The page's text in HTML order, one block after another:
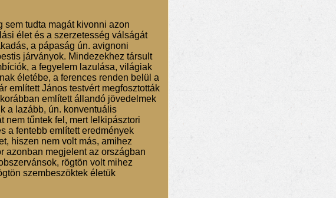
sem tudta magát kivonni azon
élet és a szerzetesség válságát
a pápaság ún. avignoni
járványok. Mindezekhez társult
a fegyelem lazulása, világiak
életébe, a ferences renden belül a
említett János testvért megfosztották
említett állandó jövedelmek
a lazább, ún. konventuális
nem tűntek fel, mert lelkipásztori
a fentebb említett eredmények
hiszen nem volt más, amihez
azonban megjelent az országban
rögtön volt mihez
szembeszöktek életük